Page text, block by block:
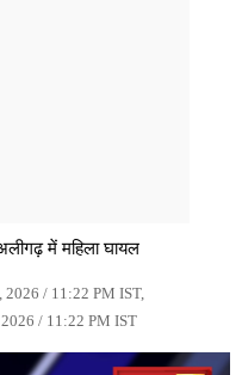
में महिला घायल
2026 / 11:22 PM IST,
/ 11:22 PM IST